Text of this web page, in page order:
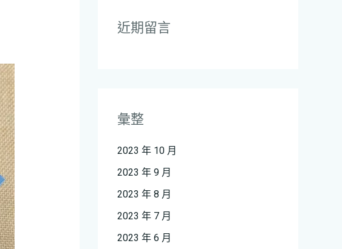
近期留言
彙整
2023 年 10 月
2023 年 9 月
2023 年 8 月
2023 年 7 月
2023 年 6 月